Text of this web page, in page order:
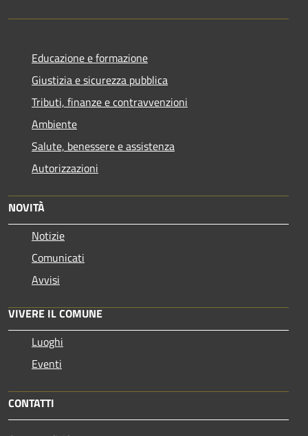
Educazione e formazione
Giustizia e sicurezza pubblica
Tributi, finanze e contravvenzioni
Ambiente
Salute, benessere e assistenza
Autorizzazioni
NOVITÀ
Notizie
Comunicati
Avvisi
VIVERE IL COMUNE
Luoghi
Eventi
CONTATTI